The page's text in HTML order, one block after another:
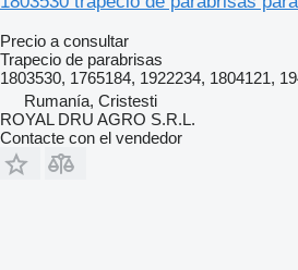
Precio a consultar
Trapecio de parabrisas
1803530, 1765184, 1922234, 1804121,
Rumanía, Cristesti
ROYAL DRU AGRO S.R.L.
Contacte con el vendedor